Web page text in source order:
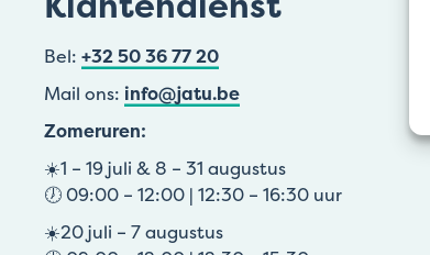
Bel: +32 50 36 77 20
Mail ons: info@jatu.be
Zomeruren:
☀️1 – 19 juli & 8 – 31 augustus
🕖 09:00 – 12:00 | 12:30 – 16:30 uur
☀️20 juli – 7 augustus